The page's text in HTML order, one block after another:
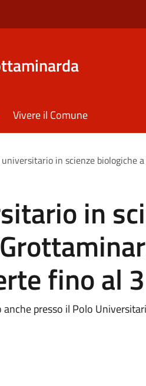
Vivere il Comune
universitario in scienze biologiche
in
fino al
presso il Polo